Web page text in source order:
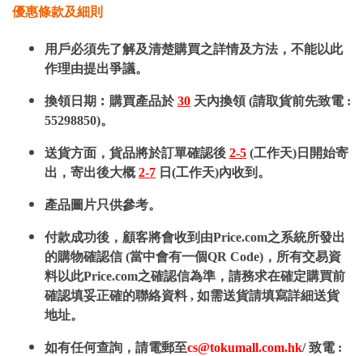
優惠條款及細則
用戶必須先了解及清楚購買之詳情及方法，不能以此
作理由提出爭議。
換領日期︰購買產品於30 天內換領 (請取貨前先致電 :
55298850)。
送貨方面，貨品將於訂單確認後 2-5 (工作天)日開始寄
出，寄出後大概2-7 日(工作天)內收到。
產品圖片只供參考。
付款成功後，顧客將會收到由Price.com之系統所發出
的購物確認信 (當中會有一個QR Code)，所有交易資
料以此Price.com之確認信為準，請務求在確定購買前
確認填妥正確的聯絡資料 , 如需送貨請填寫詳細送貨
地址。
如有任何查詢，請電郵至cs@tokumall.com.hk/ 致電 :